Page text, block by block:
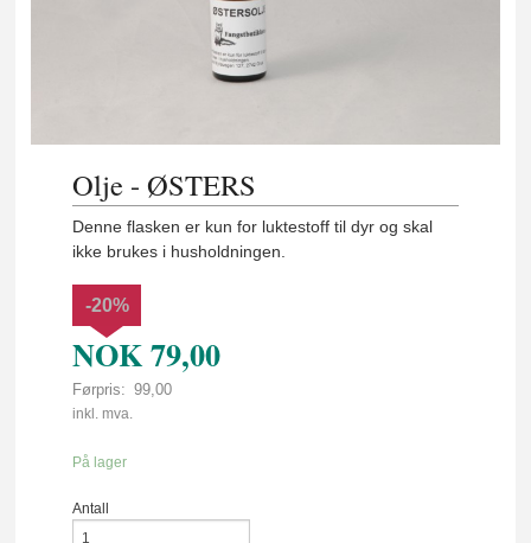
Olje - ØSTERS
Denne flasken er kun for luktestoff til dyr og skal
ikke brukes i husholdningen.
NOK79,00
Førpris: 99,00
Rabatt
-20%
inkl. mva.
På lager
Antall